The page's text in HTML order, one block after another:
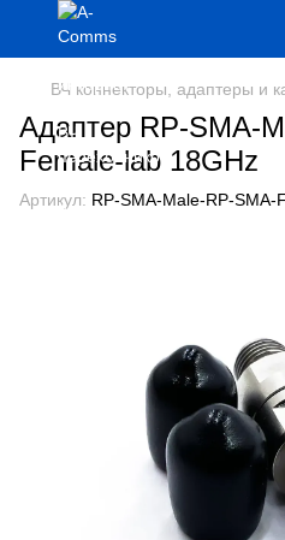
ВЧ коннекторы, адаптеры и
Адаптер RP-SMA-
Female-lab 18GHz
Артикул: RP-SMA-Male-RP-SMA-